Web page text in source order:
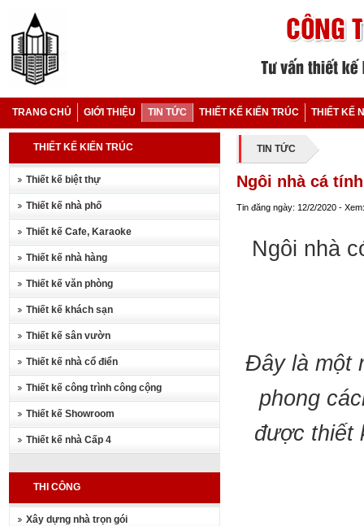
TRANG CHỦ GIỚI THIỆU TIN TỨC THIẾT KẾ KIẾN TRÚC THIẾT KẾ
THIẾT KẾ KIẾN TRÚC
Thiết kế biệt thự
Thiết kế nhà phố
Thiết kế Cafe, Karaoke
Thiết kế nhà hàng
Thiết kế văn phòng
Thiết kế khách sạn
Thiết kế sân vườn
Thiết kế nhà cổ điển
Thiết kế công trình công cộng
Thiết kế Showroom
Thiết kế nhà Cấp 4
THI CÔNG
Xây dựng nhà trọn gói
TIN TỨC
Ngôi nhà cá
Tin đăng ngày: 12/2/2020 -
Ngôi nhà
Đây là một
phong
được thiết